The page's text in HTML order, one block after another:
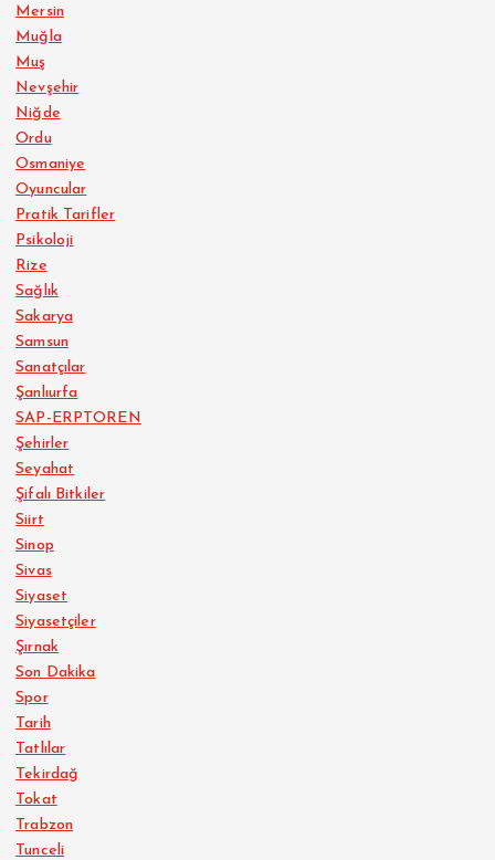
Mersin
Muğla
Muş
Nevşehir
Niğde
Ordu
Osmaniye
Oyuncular
Pratik Tarifler
Psikoloji
Rize
Sağlık
Sakarya
Samsun
Sanatçılar
Şanlıurfa
SAP-ERPTOREN
Şehirler
Seyahat
Şifalı Bitkiler
Siirt
Sinop
Sivas
Siyaset
Siyasetçiler
Şırnak
Son Dakika
Spor
Tarih
Tatlılar
Tekirdağ
Tokat
Trabzon
Tunceli